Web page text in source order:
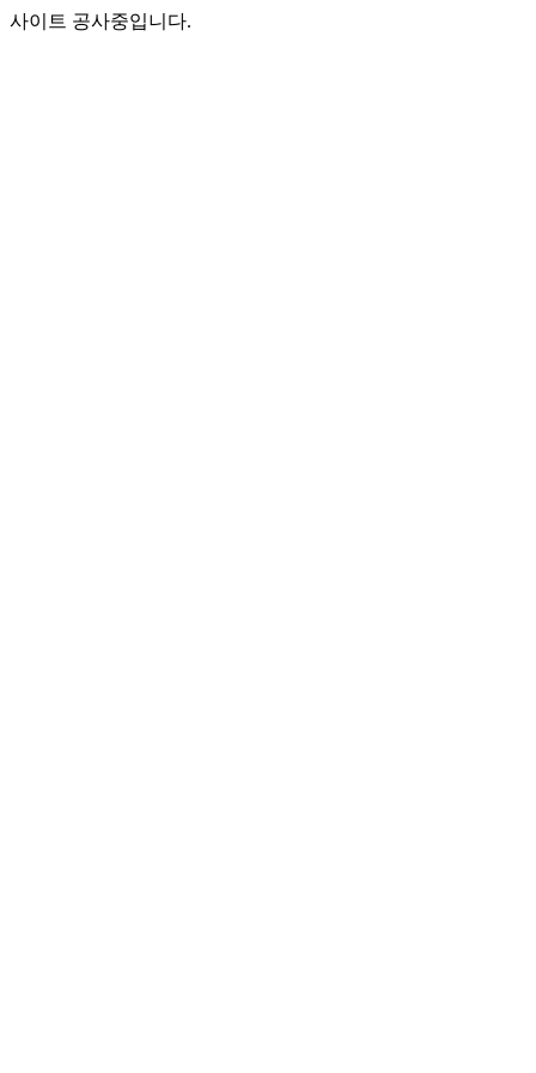
사이트 공사중입니다.